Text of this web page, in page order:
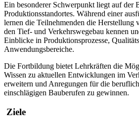
Ein besonderer Schwerpunkt liegt auf der
Produktionsstandortes. Während einer
lernen die Teilnehmenden die Herstellung
den Tief- und Verkehrswegebau kennen
Einblicke in Produktionsprozesse,
Anwendungsbereiche.
Die Fortbildung bietet Lehrkräften die
Wissen zu aktuellen Entwicklungen im
erweitern und Anregungen für die
einschlägigen Bauberufen zu gewinnen.
Ziele